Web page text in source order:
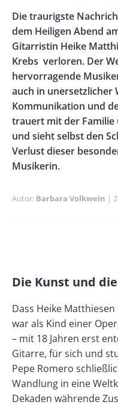
Vorspann
/
Teaser
Die traurigste
dem Heiligen Abend
Gitarristin Heike
Krebs verloren. Der
hervorragende
auch in unersetzlicher
Kommunikation und
trauert mit der Familie
und sieht selbst den
Verlust dieser
Musikerin.
Autor Barbara Volkwein
Right
Paragraphs
Text
Die Kunst und
Dass Heike
war als Kind einer
– mit 18 Jahren erst
Gitarre, für sich und
Pepe Romero
Wandlung in eine
Dekaden währende